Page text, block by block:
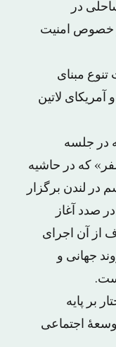
در
خصوص امنیت
مبنای
لاتین
در جلسه
که در حاشیه
لندن برگزار
صدد آغاز
از آن اجرای
جهانی و
بر پایه
اجتماعی